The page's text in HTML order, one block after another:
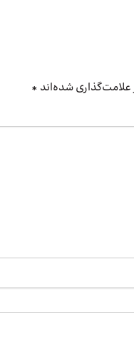
شده‌اند *